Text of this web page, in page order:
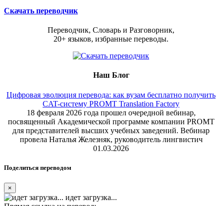
Скачать переводчик
Переводчик, Словарь и Разговорник,
20+ языков, избранные переводы.
Наш Блог
Цифровая эволюция перевода: как вузам бесплатно получить
CAT-систему PROMT Translation Factory
18 февраля 2026 года прошел очередной вебинар,
посвященный Академической программе компании PROMT
для представителей высших учебных заведений. Вебинар
провела Наталья Железняк, руководитель лингвистич
01.03.2026
Поделиться переводом
×
идет загрузка...